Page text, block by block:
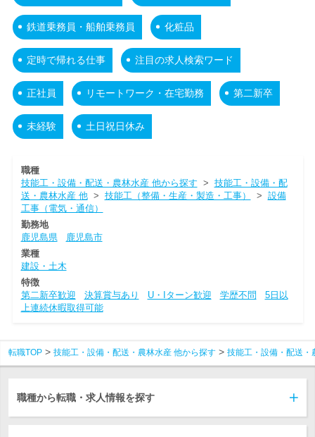
鉄道乗務員・船舶乗務員 化粧品
定時で帰れる仕事 注目の求人検索ワード
正社員 リモートワーク・在宅勤務 第二新卒
未経験 土日祝日休み
職種
技能工・設備・配送・農林水産 他から探す > 技能工・設備・配
送・農林水産 他> 技能工（整備・生産・製造・工事） > 設備
工事（電気・通信）
勤務地
鹿児島県
鹿児島市
業種
建設・土木
特徴
第二新卒歓迎
決算賞与あり U・Iターン歓迎 学歴不問
5日以
上連続休暇取得可能
転職TOP 技能工・設備・配送・農林水産 他から探す 技能工・設備・配送・
職種から転職・求人情報を探す